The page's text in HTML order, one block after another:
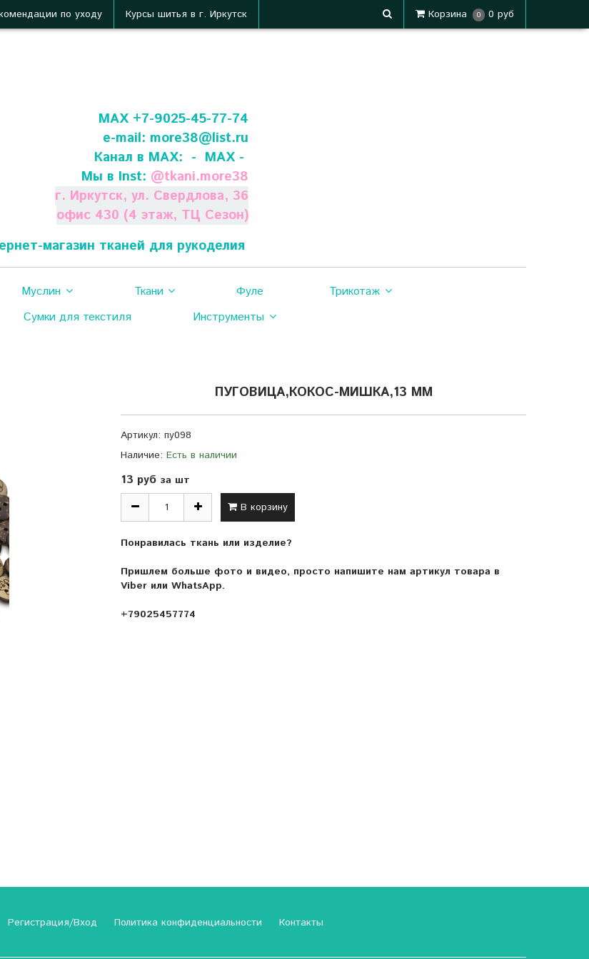
по уходу Курсы шитья в г. Иркутск Корзина 0 0 руб
МАХ +7-9025-45-77-74
e-mail: more38@list.ru
Канал в МАХ: - МАХ -
Мы в Inst: @tkani.more38
г. Иркутск, ул. Свердлова, 36
офис 430 (4 этаж, ТЦ Сезон)
магазин тканей для рукоделия
Муслин Ткани Фуле
Трикотаж
Сумки для текстиля Инструменты
ПУГОВИЦА,КОКОС-МИШКА,13 ММ
Артикул: пу098
Наличие: Есть в наличии
13 руб за шт
В корзину
Понравилась ткань или изделие?
Пришлем больше фото и видео, просто напишите нам артикул товара в
Viber или WhatsApp.
+79025457774
Регистрация/Вход Политика конфиденциальности Контакты